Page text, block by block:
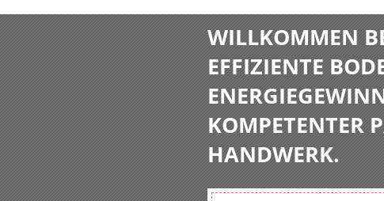
WILLKOMMEN
EFFIZIENTE
KOMPETENTER
HANDWERK.